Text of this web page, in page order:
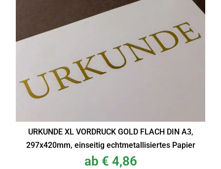
URKUNDE XL VORDRUCK GOLD FLACH DIN A3,
297x420mm, einseitig echtmetallisiertes Papier
ab € 4,86